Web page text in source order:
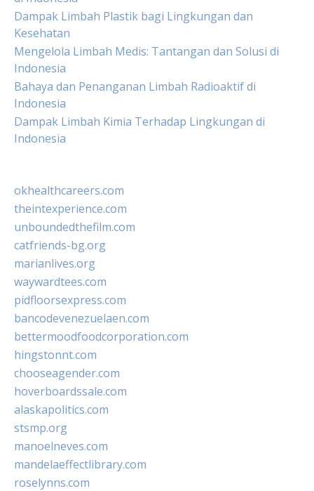
Dampak Limbah Plastik bagi Lingkungan dan
Kesehatan
Mengelola Limbah Medis: Tantangan dan Solusi di
Indonesia
Bahaya dan Penanganan Limbah Radioaktif di
Indonesia
Dampak Limbah Kimia Terhadap Lingkungan di
Indonesia
okhealthcareers.com
theintexperience.com
unboundedthefilm.com
catfriends-bg.org
marianlives.org
waywardtees.com
pidfloorsexpress.com
bancodevenezuelaen.com
bettermoodfoodcorporation.com
hingstonnt.com
chooseagender.com
hoverboardssale.com
alaskapolitics.com
stsmp.org
manoelneves.com
mandelaeffectlibrary.com
roselynns.com